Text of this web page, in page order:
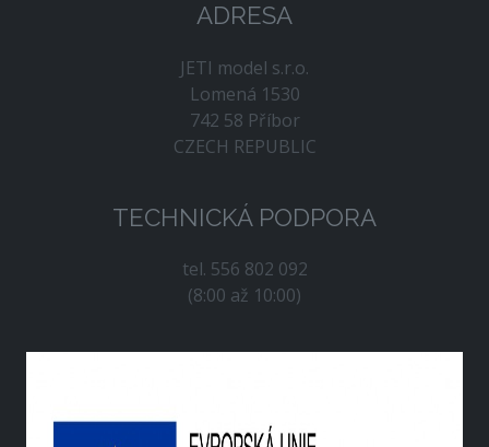
ADRESA
JETI model s.r.o.
Lomená 1530
742 58 Příbor
CZECH REPUBLIC
TECHNICKÁ PODPORA
tel. 556 802 092
(8:00 až 10:00)